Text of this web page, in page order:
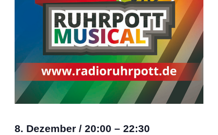
8. Dezember / 20:00 – 22:30